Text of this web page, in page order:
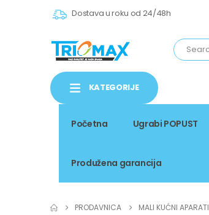
Dostava u roku od 24/48h
KATEGORIJE
Početna Ugrabi POPUST
Produžena garancija
PRODAVNICA MALI KUĆNI APARATI